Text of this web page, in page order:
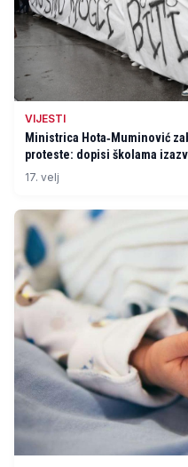
VIJESTI
Ministrica Hota‑Muminović
proteste: dopisi školama
17. velj